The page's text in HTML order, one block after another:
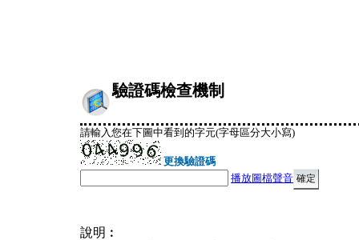
驗證碼檢查機制
請輸入您在下圖中看到的字元(字母區分大小寫)
更換驗證碼
播放圖檔聲音
說明︰